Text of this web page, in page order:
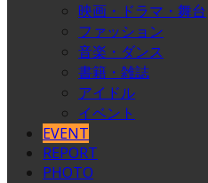
映画・ドラマ・舞台
ファッション
音楽・ダンス
書籍・雑誌
アイドル
イベント
EVENT
REPORT
PHOTO